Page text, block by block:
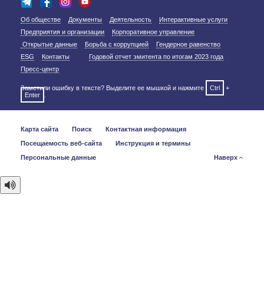
Об обществе Документы Деятельность
Интерактивные услуги
Предприятия и организации
Корпоративное управление
Открытые данные
Борьба с коррупцией
Гендерное равенство
ESG
Контакты
Годовой отчет эмитента по итогам 2023 года
Пресс-центр
Заметили ошибку в тексте? Выделите ее мышкой и нажмите Ctrl
+
Enter
Карта сайта Поиск
Контактная информация
Посещаемость веб-сайта
Инструкция и термины
Персональные данные
Наверх